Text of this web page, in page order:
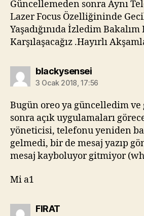
Güncellemeden sonra Aynı
Lazer Focus Özelliğininde
Yaşadığınıda İzledim
Karşılaşacağız .Hayırlı
blackysenseidiyorki:
3 Ocak 2018, 17:56
Bugün oreo ya güncelledim
sonra açık uygulamaları
yöneticisi, telefonu yeniden
gelmedi, bir de mesaj yazıp
mesaj kayboluyor gitmiyor
Mi a1
FIRATdiyorki: